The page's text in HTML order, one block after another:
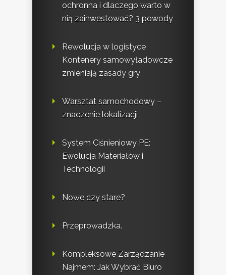
ochronna i dlaczego warto w
nią zainwestować? 3 powody
Rewolucja w logistyce
Kontenery samowyładowcze
zmieniają zasady gry
Warsztat samochodowy –
znaczenie lokalizacji
System Ciśnieniowy PE:
Ewolucja Materiałów i
Technologii
Nowe czy stare?
Przeprowadzka.
Kompleksowe Zarządzanie
Najmem: Jak Wybrać Biuro